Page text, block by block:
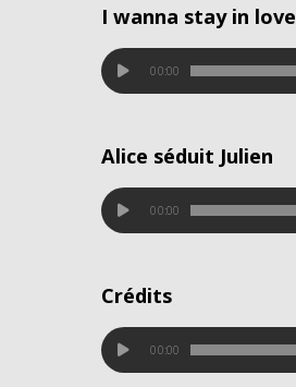
I wanna stay in love
00:00
Alice séduit Julien
00:00
Crédits
00:00